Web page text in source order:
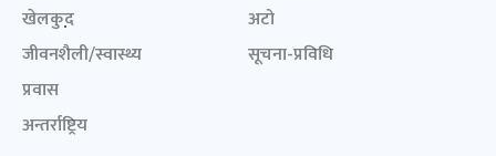
खेलकुद़़
जीवनशैली/स्वास्थ्य
प्रवास
अन्तर्राष्ट्रिय
अटो
सूचना-प्रविधि